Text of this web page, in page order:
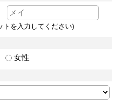
トを入力してください)
女性